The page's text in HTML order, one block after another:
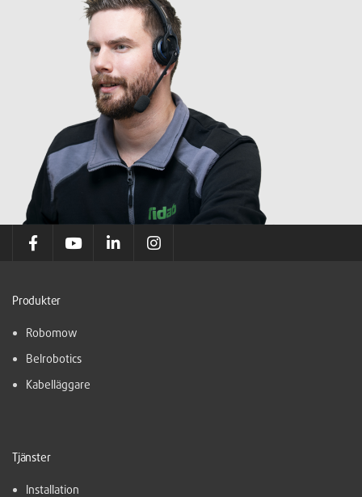
Produkter
Robomow
Belrobotics
Kabelläggare
Tjänster
Installation